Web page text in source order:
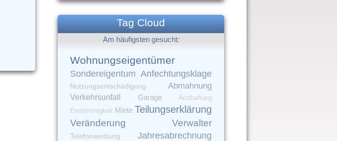
Tag Cloud
Am häufigsten gesucht:
Wohnungseigentümer
Sondereigentum Anfechtungsklage
Nutzungsentschädigung Abmahnung
Verkehrsunfall Garage
Arzthaftung
Einstimmigkeit Miete Teilungserklärung
Veränderung Verwalter
Telefonwerbung Jahresabrechnung